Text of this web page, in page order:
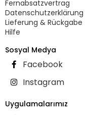
Fernabsatzvertrag
Datenschutzerklärung
Lieferung & Rückgabe
Hilfe
Sosyal Medya
Facebook
Instagram
Uygulamalarımız